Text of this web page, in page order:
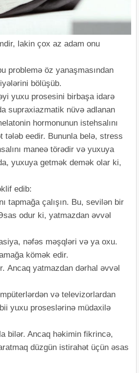
lakin çox az adam onu
problemə öz yanaşmasından
bölüşüb.
yuxu prosesini birbaşa idarə
supraxiazmatik nüvə adlanan
hormonunun istehsalını
tələb eedir. Bununla belə, stress
maneə törədir və yuxuya
yuxuya getmək demək olar ki,
edib:
tapmağa çalışın. Bu, sevilən bir
odur ki, yatmazdan əvvəl
nəfəs məşqləri və ya oxu.
kömək edir.
Ancaq yatmazdan dərhal əvvəl
və televizorlardan
yuxu proseslərinə müdaxilə
bilər. Ancaq həkimin fikrincə,
düzgün istirahət üçün əsas